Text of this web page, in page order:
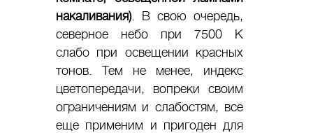
накаливания). В свою очередь,
северное небо при 7500 К
слабо при освещении красных
тонов. Тем не менее, индекс
цветопередачи, вопреки своим
ограничениям и слабостям, все
еще применим и пригоден для